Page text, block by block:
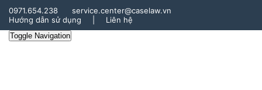
0971.654.238
service.center@caselaw.vn
Hướng dẫn sử dụng
Liên hệ
Toggle Navigation